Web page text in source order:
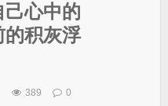
己心中的
的积灰浮
389 0